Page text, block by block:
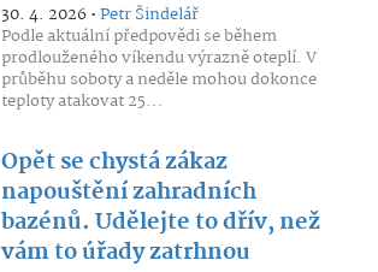
30. 4. 2026 •Petr Šindelář
Podle aktuální předpovědi se během
prodlouženého víkendu výrazně oteplí. V
průběhu soboty a neděle mohou dokonce
teploty atakovat 25...
Opět se chystá zákaz
napouštění zahradních
bazénů. Udělejte to dřív, než
vám to úřady zatrhnou